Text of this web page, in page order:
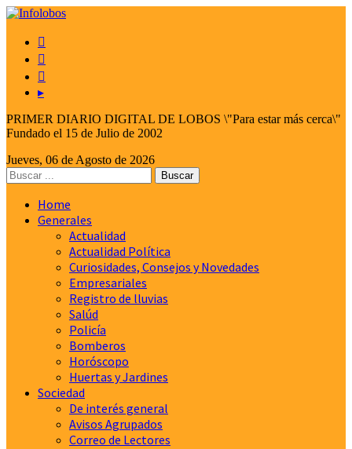



▸
PRIMER DIARIO DIGITAL DE LOBOS \"Para estar más cerca\"
Fundado el 15 de Julio de 2002
Jueves, 06 de Agosto de 2026
Home
Generales
Actualidad
Actualidad Política
Curiosidades, Consejos y Novedades
Empresariales
Registro de lluvias
Salúd
Policía
Bomberos
Horóscopo
Huertas y Jardines
Sociedad
De interés general
Avisos Agrupados
Correo de Lectores